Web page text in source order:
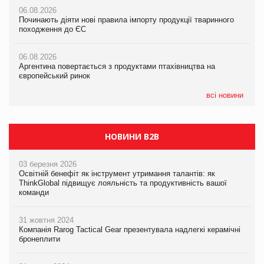
06.08.2026
Починають діяти нові правила імпорту продукції тваринного
походження до ЄС
06.08.2026
Аргентина повертається з продуктами птахівництва на
європейський ринок
всі новини
Російська атака 5 серпня стала одним із наймасштабніших
ударів по українському бізнесу за час повномасштабної війни
Смачне поповнення дитячого меню: у VARUS з’явилися
новинки від ТМ ТОКЕРИ
06.08.2026
Починають діяти нові правила імпорту продукції тваринного
походження до ЄС
06.08.2026
Аргентина повертається з продуктами птахівництва на
європейський ринок
НОВИНИ B2B
03 березня 2026
Освітній бенефіт як інструмент утримання талантів: як
ThinkGlobal підвищує лояльність та продуктивність вашої
команди
31 жовтня 2024
Компанія Rarog Tactical Gear презентувала надлегкі керамічні
бронеплити